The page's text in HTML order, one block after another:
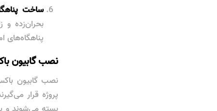
ساخت
بحران‌زده
پناهگاه‌های
نصب گابیون
نصب گابیون
پروژه قرار